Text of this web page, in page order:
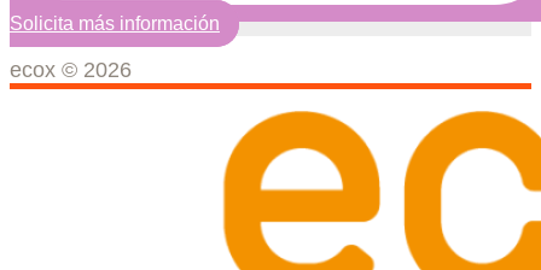
Solicita más información
ecox © 2026